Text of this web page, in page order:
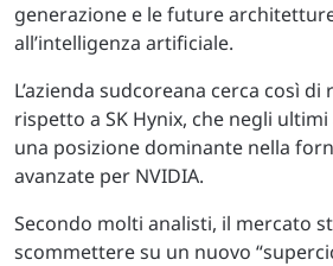
generazione e le future
all’intelligenza artificiale.
L’azienda sudcoreana cerca così
rispetto a SK Hynix, che negli
una posizione dominante nella
avanzate per NVIDIA.
Secondo molti analisti, il mercato
scommettere su un nuovo